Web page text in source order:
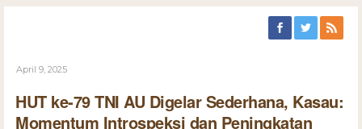
April 9, 2025
HUT ke-79 TNI AU Digelar Sederhana, Kasau:
Momentum Introspeksi dan Peningkatan